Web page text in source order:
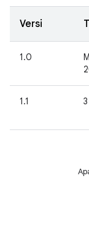
Versi
1.0
1.1